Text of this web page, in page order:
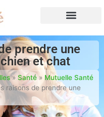
prendre une
et chat
» Santé» Mutuelle Santé
raisons de prendre une